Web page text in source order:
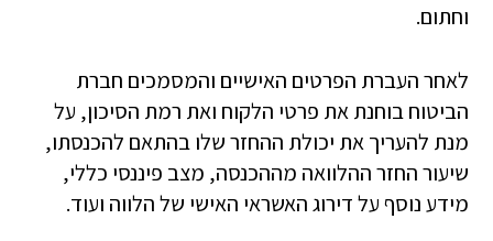
וחתום.
לאחר העברת הפרטים האישיים והמסמכים חברת
הביטוח בוחנת את פרטי הלקוח ואת רמת הסיכון, על
מנת להעריך את יכולת ההחזר שלו בהתאם להכנסתו,
שיעור החזר ההלוואה מההכנסה, מצב פיננסי כללי,
מידע נוסף על דירוג האשראי האישי של הלווה ועוד.